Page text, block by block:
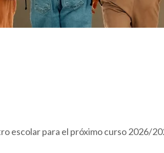
escolar para el próximo curso 2026/